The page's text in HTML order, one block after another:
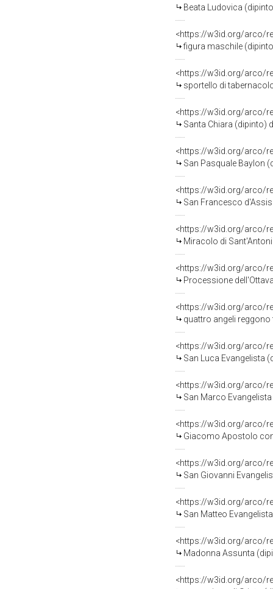
Beata Ludovica
<https://w3id.org/arco/
figura maschile
<https://w3id.org/arco/
sportello di
<https://w3id.org/arco/
Santa Chiara (dipinto)
<https://w3id.org/arco/
San Pasquale Baylon
<https://w3id.org/arco/
San Francesco
<https://w3id.org/arco/
Miracolo di
<https://w3id.org/arco/
Processione
<https://w3id.org/arco/
quattro angeli
<https://w3id.org/arco/
San Luca Evangelista
<https://w3id.org/arco/
San Marco
<https://w3id.org/arco/
Giacomo Apostolo
<https://w3id.org/arco/
San Giovanni
<https://w3id.org/arco/
San Matteo
<https://w3id.org/arco/
Madonna Assunta
<https://w3id.org/arco/